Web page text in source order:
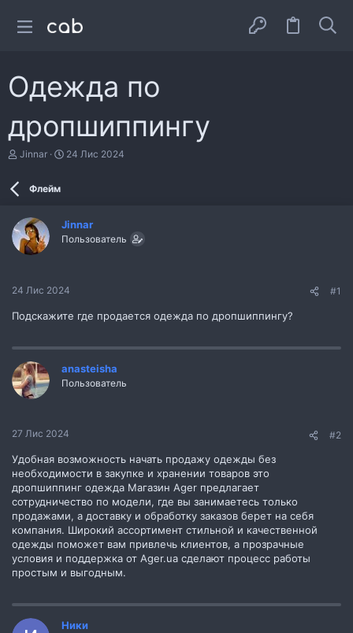
Одежда по
дропшиппингу
А
т
е
м
и
Jinnar
Д
в
о
н
24 Лис 2024
Флейм
Jinnar
Пользователь
24 Лис 2024 #1
Подскажите где продается одежда по дропшиппингу?
anasteisha
Пользователь
27 Лис 2024 #2
Удобная возможность начать продажу одежды без
необходимости в закупке и хранении товаров это
дропшиппинг одежда Магазин Ager предлагает
сотрудничество по модели, где вы занимаетесь только
продажами, а доставку и обработку заказов берет на себя
компания. Широкий ассортимент стильной и качественной
одежды поможет вам привлечь клиентов, а прозрачные
условия и поддержка от Ager.ua сделают процесс работы
простым и выгодным.
Ники